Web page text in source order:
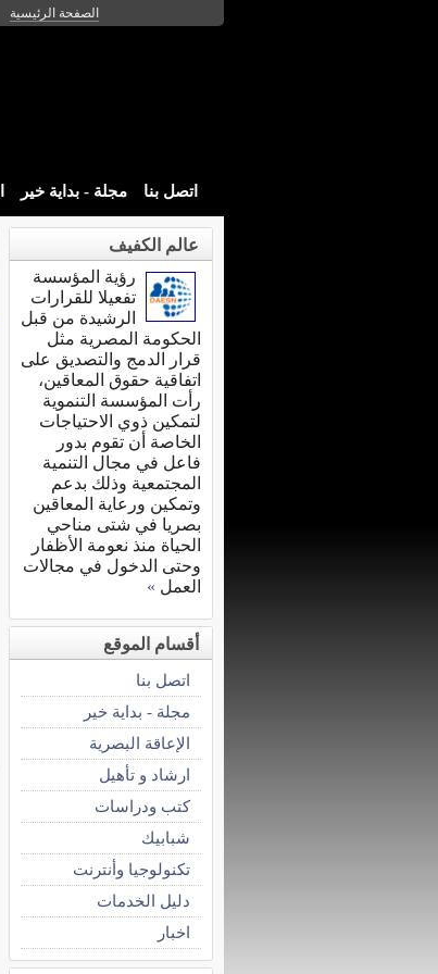
الصفحة الرئيسية
اتصل بنا مجلة - بداية خير
عالم الكفيف
رؤية المؤسسة
تفعيلا للقرارات
الرشيدة من قبل
الحكومة المصرية مثل
قرار الدمج والتصديق على
اتفاقية حقوق المعاقين،
رأت المؤسسة التنموية
لتمكين ذوي الاحتياجات
الخاصة أن تقوم بدور
فاعل في مجال التنمية
المجتمعية وذلك بدعم
وتمكين ورعاية المعاقين
بصريا في شتى مناحي
الحياة منذ نعومة الأظفار
وحتى الدخول في مجالات
العمل »
أقسام الموقع
اتصل بنا
مجلة - بداية خير
الإعاقة البصرية
ارشاد و تأهيل
كتب ودراسات
شبابيك
تكنولوجيا وأنترنت
دليل الخدمات
اخبار